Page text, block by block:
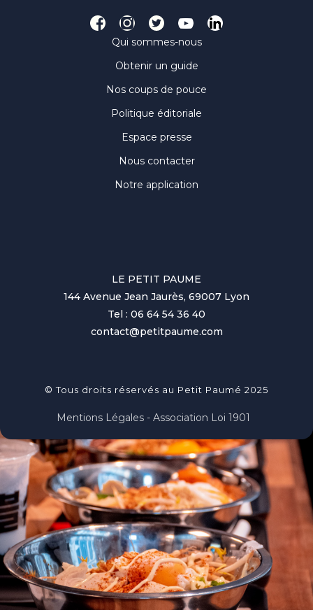
Qui sommes-nous
Obtenir un guide
Nos coups de pouce
Politique éditoriale
Espace presse
Nous contacter
Notre application
LE PETIT PAUME
144 Avenue Jean Jaurès, 69007 Lyon
Tel : 06 64 54 36 40
contact@petitpaume.com
© Tous droits réservés au Petit Paumé 2025
Mentions Légales - Association Loi 1901